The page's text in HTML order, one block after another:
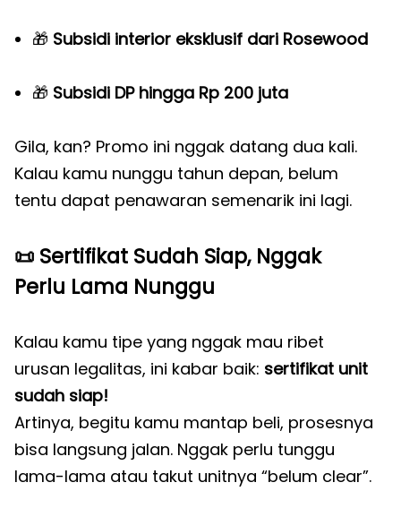
🎁 Subsidi interior eksklusif dari Rosewood
🎁 Subsidi DP hingga Rp 200 juta
Gila, kan? Promo ini nggak datang dua kali.
Kalau kamu nunggu tahun depan, belum
tentu dapat penawaran semenarik ini lagi.
📜 Sertifikat Sudah Siap, Nggak
Perlu Lama Nunggu
Kalau kamu tipe yang nggak mau ribet
urusan legalitas, ini kabar baik: sertifikat unit
sudah siap!
Artinya, begitu kamu mantap beli, prosesnya
bisa langsung jalan. Nggak perlu tunggu
lama-lama atau takut unitnya “belum clear”.